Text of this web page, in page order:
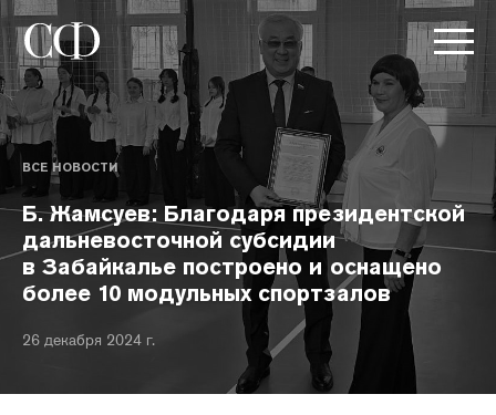
ВСЕ НОВОСТИ
Б. Жамсуев: Благодаря президентской
дальневосточной субсидии
в Забайкалье построено и оснащено
более 10 модульных спортзалов
26 декабря 2024 г.